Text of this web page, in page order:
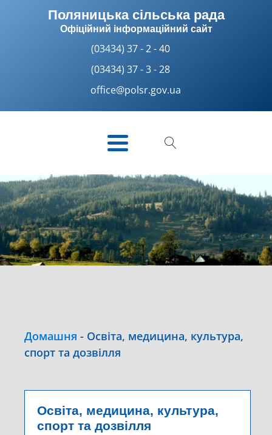
Поляницька сільська рада
Офіційний інформаційний сайт
(03434) 37 - 2 - 40
(03434) 37 - 3 - 28
office@polsr.gov.ua
Домашня - Освіта, медицина, культура,
спорт та дозвілля
Освіта, медицина, культура,
спорт та дозвілля